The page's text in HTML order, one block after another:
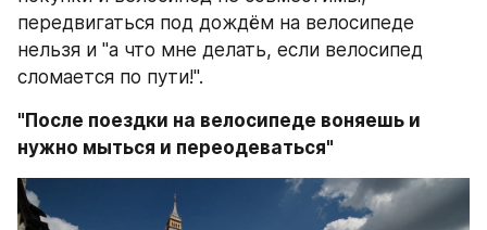
передвигаться под дождём на велосипеде
нельзя и "а что мне делать, если велосипед
сломается по пути!".
"После поездки на велосипеде воняешь и
нужно мыться и переодеваться"